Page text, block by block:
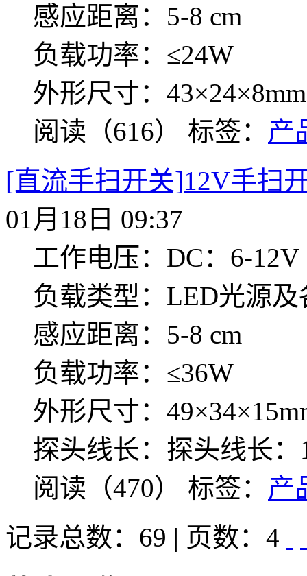
感应距离：5-8 cm
负载功率：≤24W
外形尺寸：43×24×8mm
阅读（616） 标签： 产
[直流手扫开关]12V手扫
01月18日 09:37
工作电压：DC：6-12V
负载类型：LED光源
感应距离：5-8 cm
负载功率：≤36W
外形尺寸：
探头线长：探头线长：
阅读（470） 标签： 产
记录总数：69 | 页数：4